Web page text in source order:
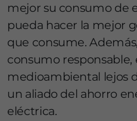
mejor su consumo de
pueda hacer la mejor
que consume.
consumo
medioambiental lejos
un aliado del ahorro
eléctrica.